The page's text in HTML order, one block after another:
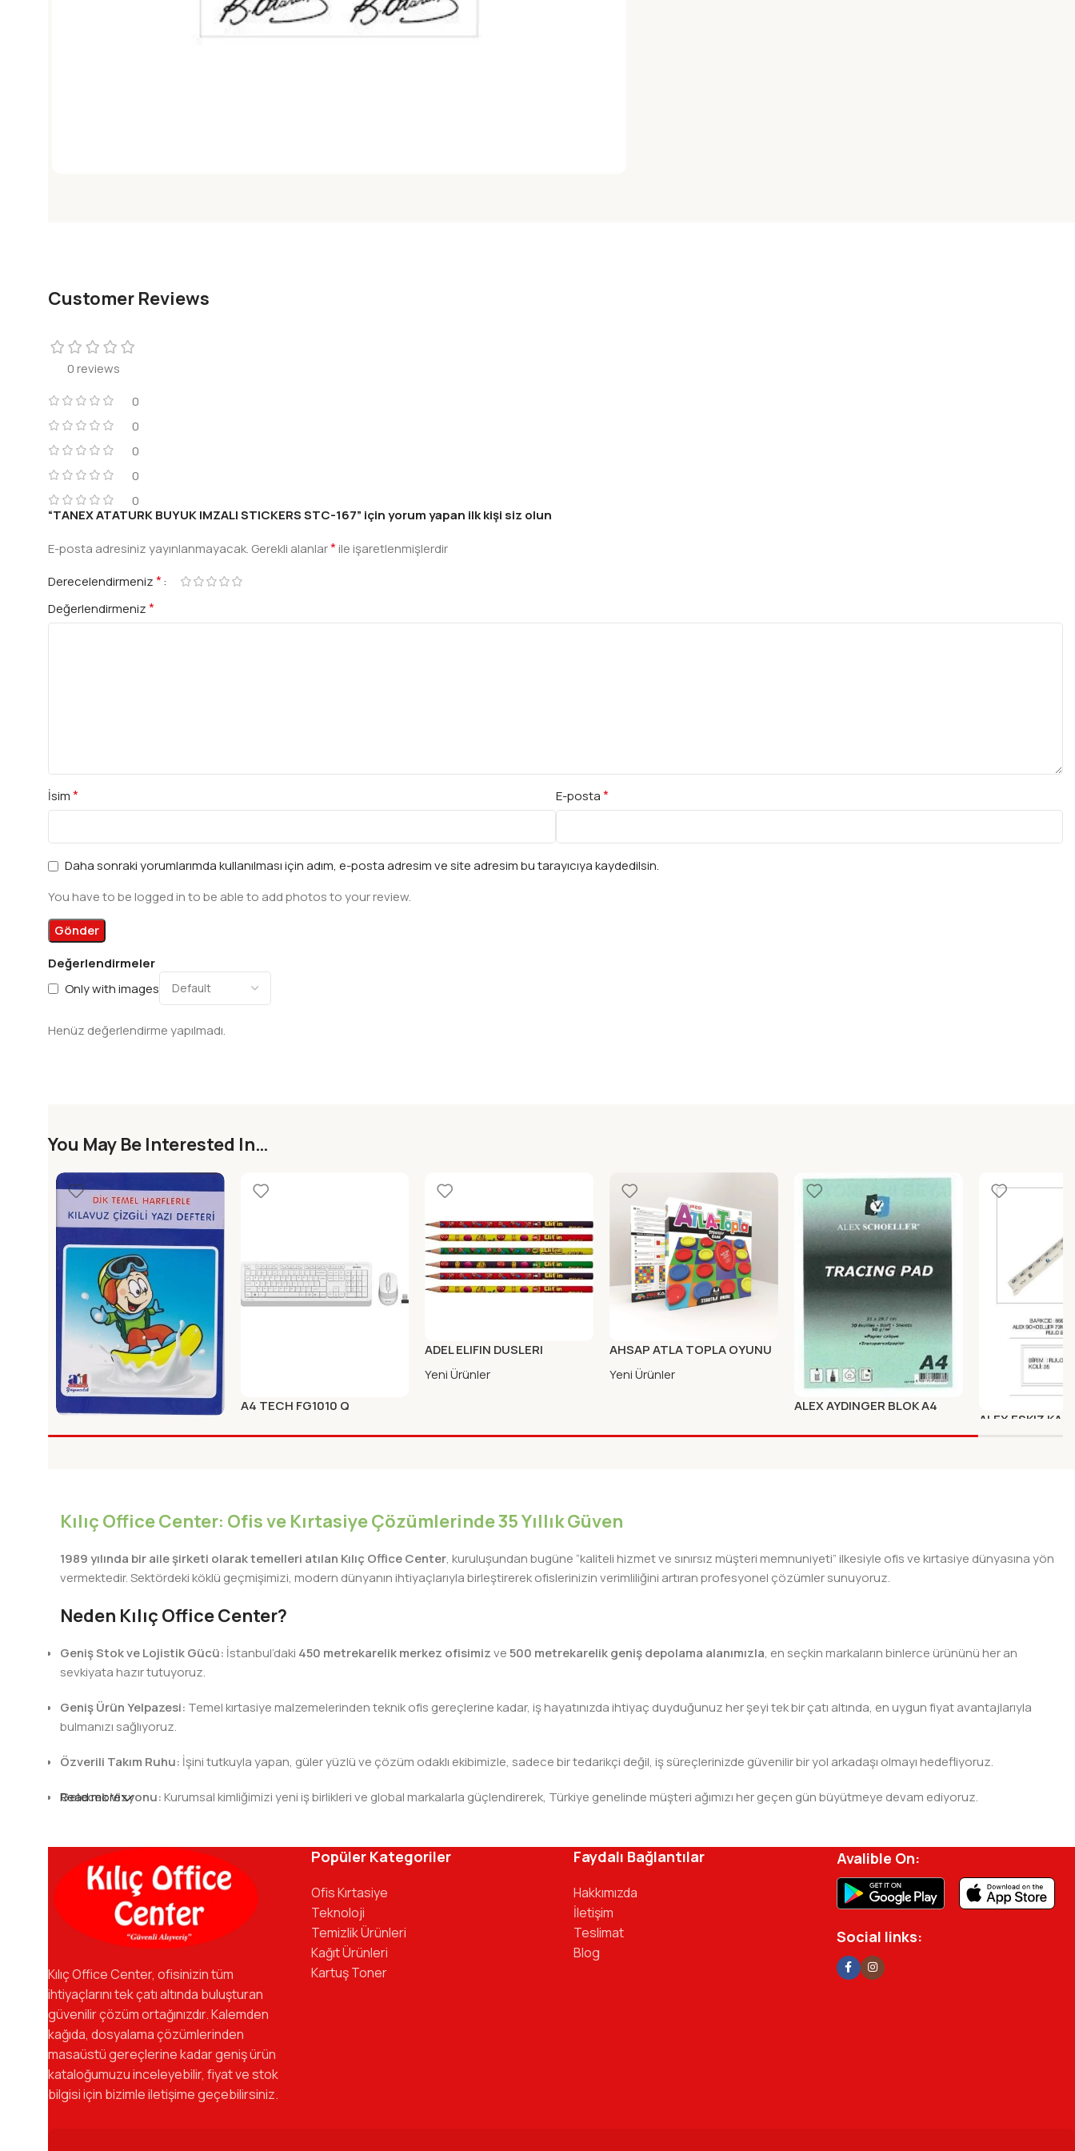
Customer Reviews
0 reviews
0
0
0
0
0
Değerlendirmeler
Only with images
Henüz değerlendirme yapılmadı.
“TANEX ATATURK BUYUK IMZALI STICKERS STC-167” için yorum yapan ilk kişi siz olun
E-posta adresiniz yayınlanmayacak. Gerekli alanlar*ile işaretlenmişlerdir
Derecelendirmeniz*
Değerlendirmeniz*
İsim* E-posta*
Daha sonraki yorumlarımda kullanılması için adım, e-posta adresim ve site adresim bu tarayıcıya kaydedilsin.
You have to be logged in to be able to add photos to your review.
You May Be Interested In…
DEFITERI KARTON KAPAK
A4 TECH FG1010 Q
BEYAZ
ADEL ELIFIN DUSLERI
KURSUN KALEM HB (FSC)
Yeni Ürünler
AHSAP ATLA TOPLA OYUNU
Yeni Ürünler
ALEX AYDINGER BLOK A4
ALEX ESKIZ
Kılıç Office Center: Ofis ve Kırtasiye Çözümlerinde 35 Yıllık Güven
1989 yılında bir aile şirketi olarak temelleri atılan Kılıç Office Center, kuruluşundan bugüne “kaliteli hizmet ve sınırsız müşteri memnuniyeti” ilkesiyle ofis ve kırtasiye dünyasına yön
vermektedir. Sektördeki köklü geçmişimizi, modern dünyanın ihtiyaçlarıyla birleştirerek ofislerinizin verimliliğini artıran profesyonel çözümler sunuyoruz.
Neden Kılıç Office Center?
Geniş Stok ve Lojistik Gücü: İstanbul’daki 450 metrekarelik merkez ofisimizve500 metrekarelik geniş depolama alanımızla, en seçkin markaların binlerce ürününü her an
sevkiyata hazır tutuyoruz.
Geniş Ürün Yelpazesi: Temel kırtasiye malzemelerinden teknik ofis gereçlerine kadar, iş hayatınızda ihtiyaç duyduğunuz her şeyi tek bir çatı altında, en uygun fiyat avantajlarıyla
bulmanızı sağlıyoruz.
Özverili Takım Ruhu: İşini tutkuyla yapan, güler yüzlü ve çözüm odaklı ekibimizle, sadece bir tedarikçi değil, iş süreçlerinizde güvenilir bir yol arkadaşı olmayı hedefliyoruz.
Gelecek Vizyonu:Kurumsal kimliğimizi yeni iş birlikleri ve global markalarla güçlendirerek, Türkiye genelinde müşteri ağımızı her geçen gün büyütmeye devam ediyoruz.
kadromuzla hizmetinizdeyiz.
Read more
Kılıç Office Center, ofisinizin tüm
ihtiyaçlarını tek çatı altında buluşturan
güvenilir çözüm ortağınızdır. Kalemden
kağıda, dosyalama çözümlerinden
masaüstü gereçlerine kadar geniş ürün
kataloğumuzu inceleyebilir, fiyat ve stok
bilgisi için bizimle iletişime geçebilirsiniz.
Popüler Kategoriler
Ofis Kırtasiye
Teknoloji
Temizlik Ürünleri
Kağıt Ürünleri
Kartuş Toner
Faydalı Bağlantılar
Hakkımızda
İletişim
Teslimat
Blog
Avalible On:
Social links: